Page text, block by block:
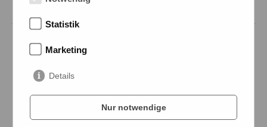
Ersatzartikel
Schweinegulasch aus dem Schinken
Statistik
Marketing
Details
Nur notwendige